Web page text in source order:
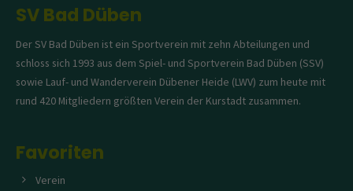
SV Bad Düben
Der SV Bad Düben ist ein Sportverein mit zehn Abteilungen und
schloss sich 1993 aus dem Spiel- und Sportverein Bad Düben (SSV)
sowie Lauf- und Wanderverein Dübener Heide (LWV) zum heute mit
rund 420 Mitgliedern größten Verein der Kurstadt zusammen.
Favoriten
Verein